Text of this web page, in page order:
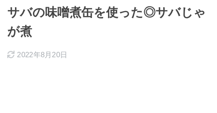
サバの味噌煮缶を使った◎サバじゃ
が煮
2022年8月20日